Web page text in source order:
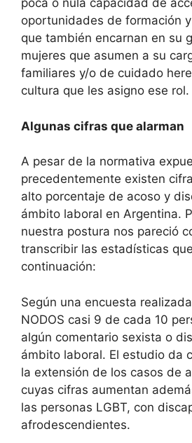
poca o nula capacidad de
oportunidades de formación
que también encarnan en su
mujeres que asumen a su
familiares y/o de cuidado
cultura que les asigno ese rol.
Algunas cifras que alarman
A pesar de la normativa
precedentemente existen
alto porcentaje de acoso y
ámbito laboral en Argentina.
nuestra postura nos pareció
transcribir las estadísticas
continuación:
Según una encuesta
NODOS casi 9 de cada 10
algún comentario sexista o
ámbito laboral. El estudio da
la extensión de los casos de
cuyas cifras aumentan
las personas LGBT, con
afrodescendientes.